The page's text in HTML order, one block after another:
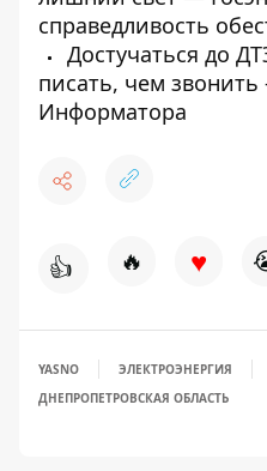
справедливость
Достучаться до
писать, чем
Информатора
👍 🔥 ♥
YASNO ЭЛЕКТРОЭНЕРГИЯ
ДНЕПРОПЕТРОВСКАЯ ОБЛАСТЬ